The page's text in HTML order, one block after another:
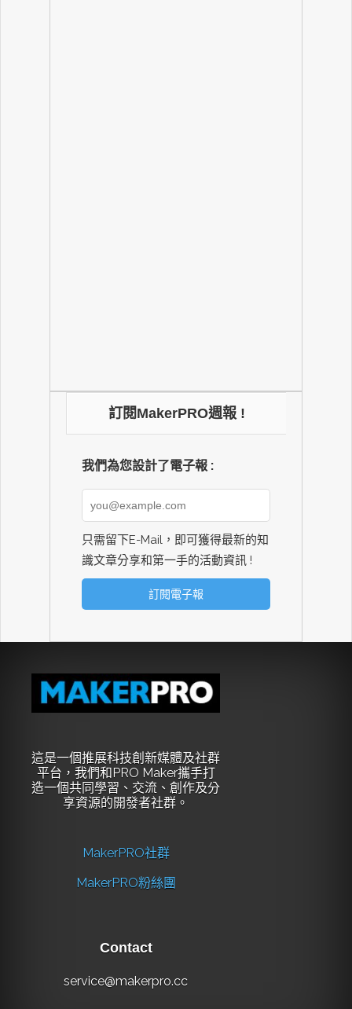
訂閱MakerPRO週報 !
我們為您設計了電子報 :
只需留下E-Mail，即可獲得最新的知
識文章分享和第一手的活動資訊 !
這是一個推展科技創新媒體及社群
平台，我們和PRO Maker攜手打
造一個共同學習、交流、創作及分
享資源的開發者社群。
MakerPRO社群
MakerPRO粉絲團
Contact
service@makerpro.cc